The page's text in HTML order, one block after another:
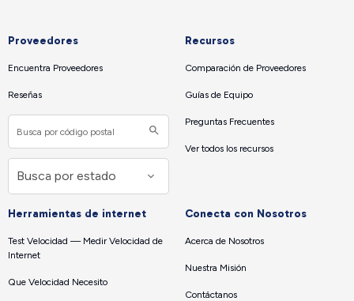
Proveedores
Encuentra Proveedores
Reseñas
Recursos
Comparación de Proveedores
Guías de Equipo
Preguntas Frecuentes
Ver todos los recursos
Herramientas de internet
Test Velocidad — Medir Velocidad de
Internet
Que Velocidad Necesito
Conecta con Nosotros
Acerca de Nosotros
Nuestra Misión
Contáctanos